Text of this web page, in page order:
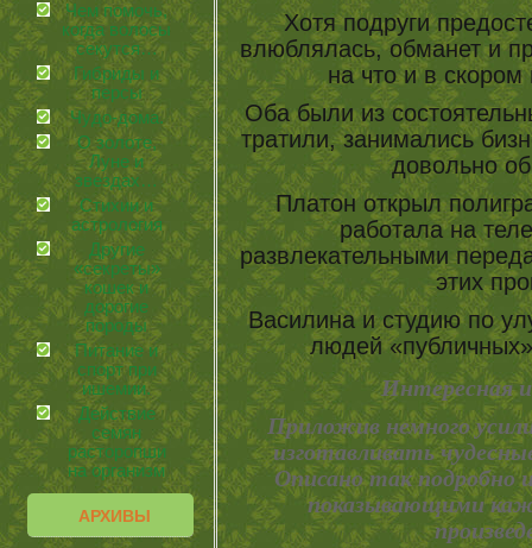
Чем помочь,
когда волосы
секутся…
Гибриды и
персы
Чудо-дома.
О золоте,
Луне и
звездах…
Стихии и
астрология
Другие
«секреты»
кошек и
дорогие
породы
Питание и
спорт при
ишемии.
Действие
семян
расторопши
на организм
АРХИВЫ
Хотя подруги
влюблялась, обманет и
на что и в
Оба были из
тратили, занимались
довольно
Платон открыл
работала на
развлекательными
этих
Василина и студию по
людей
Интересная
Приложив немного
изготавливать
Описано так подробно
показывающими